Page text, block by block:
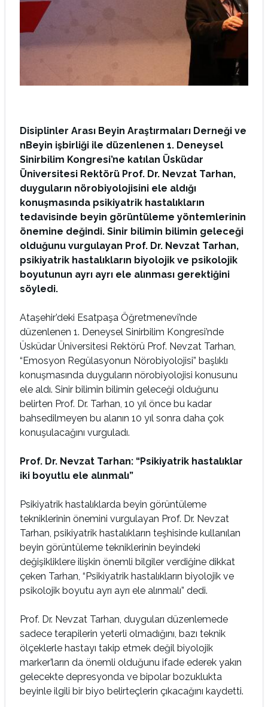
Disiplinler Arası Beyin Araştırmaları Derneği ve
nBeyin işbirliği ile düzenlenen 1. Deneysel
Sinirbilim Kongresi’ne katılan Üsküdar
Üniversitesi Rektörü Prof. Dr. Nevzat Tarhan,
duyguların nörobiyolojisini ele aldığı
konuşmasında psikiyatrik hastalıkların
tedavisinde beyin görüntüleme yöntemlerinin
önemine değindi. Sinir bilimin bilimin geleceği
olduğunu vurgulayan Prof. Dr. Nevzat Tarhan,
psikiyatrik hastalıkların biyolojik ve psikolojik
boyutunun ayrı ayrı ele alınması gerektiğini
söyledi.
Ataşehir’deki Esatpaşa Öğretmenevi’nde
düzenlenen 1. Deneysel Sinirbilim Kongresi’nde
Üsküdar Üniversitesi Rektörü Prof. Nevzat Tarhan,
“Emosyon Regülasyonun Nörobiyolojisi” başlıklı
konuşmasında duyguların nörobiyolojisi konusunu
ele aldı. Sinir bilimin bilimin geleceği olduğunu
belirten Prof. Dr. Tarhan, 10 yıl önce bu kadar
bahsedilmeyen bu alanın 10 yıl sonra daha çok
konuşulacağını vurguladı.
Prof. Dr. Nevzat Tarhan: “Psikiyatrik hastalıklar
iki boyutlu ele alınmalı”
Psikiyatrik hastalıklarda beyin görüntüleme
tekniklerinin önemini vurgulayan Prof. Dr. Nevzat
Tarhan, psikiyatrik hastalıkların teşhisinde kullanılan
beyin görüntüleme tekniklerinin beyindeki
değişikliklere ilişkin önemli bilgiler verdiğine dikkat
çeken Tarhan, “Psikiyatrik hastalıkların biyolojik ve
psikolojik boyutu ayrı ayrı ele alınmalı” dedi.
Prof. Dr. Nevzat Tarhan, duyguları düzenlemede
sadece terapilerin yeterli olmadığını, bazı teknik
ölçeklerle hastayı takip etmek değil biyolojik
marker’ların da önemli olduğunu ifade ederek yakın
gelecekte depresyonda ve bipolar bozuklukta
beyinle ilgili bir biyo belirteçlerin çıkacağını kaydetti.